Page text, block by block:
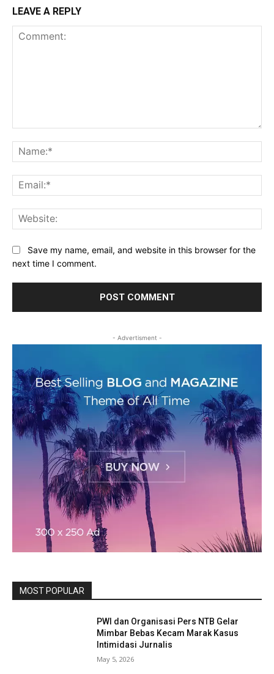
LEAVE A REPLY
Save my name, email, and website in this browser for the
next time I comment.
- Advertisment -
MOST POPULAR
PWI dan Organisasi Pers NTB Gelar
Mimbar Bebas Kecam Marak Kasus
Intimidasi Jurnalis
May 5, 2026